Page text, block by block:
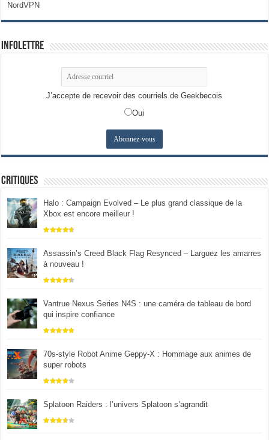
NordVPN
Infolettre
J’accepte de recevoir des courriels de Geekbecois
Oui
Critiques
Halo : Campaign Evolved – Le plus grand classique de la
Xbox est encore meilleur !
Assassin’s Creed Black Flag Resynced – Larguez les amarres
à nouveau !
Vantrue Nexus Series N4S : une caméra de tableau de bord
qui inspire confiance
70s-style Robot Anime Geppy-X : Hommage aux animes de
super robots
Splatoon Raiders : l’univers Splatoon s’agrandit